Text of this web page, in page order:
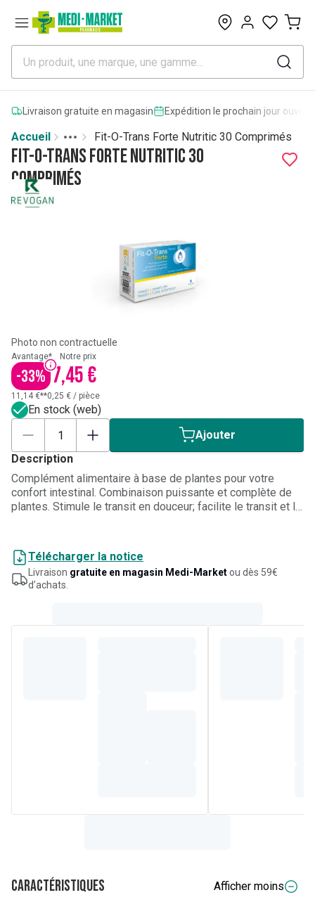
0
Livraison gratuite en magasin Expédition le prochain jour
Accueil
More
Toggle menu
Fit-O-Trans Forte Nutritic 30 Comprimés
Fit-O-Trans Forte Nutritic 30
Comprimés
Photo non contractuelle
Avantage*
-33%
Notre prix
7,45 €
11,14 €**0,25 € / pièce
En stock (web)
Ajouter
Description
Complément alimentaire à base de plantes pour votre
confort intestinal. Combinaison puissante et complète de
plantes. Stimule le transit en douceur; facilite le transit et la
Télécharger la notice
Livraison gratuite en magasin Medi-Marketou dès 59€
d’achats.
Caractéristiques
Afficher moins